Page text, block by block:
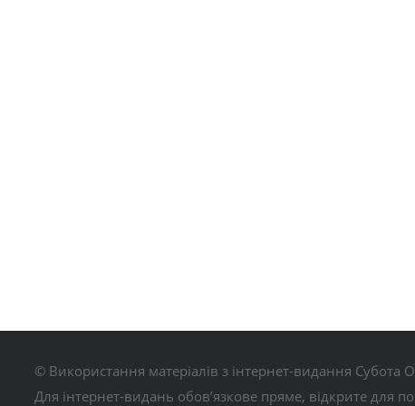
© Використання матеріалів з інтернет-видання
Для інтернет-видань обов’язкове пряме, відкрите для